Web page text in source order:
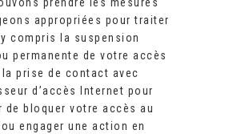
prendre les mesures
appropriées pour traiter
compris la suspension
permanente de votre accès
prise de contact avec
d’accès Internet pour
de bloquer votre accès au
engager une action en